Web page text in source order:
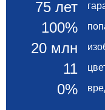
75 лет
100%
20 млн
11
0%